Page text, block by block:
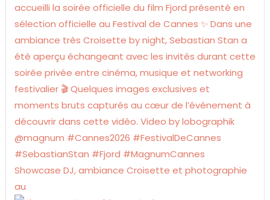
Showcase DJ, ambiance Croisette et photographie
au